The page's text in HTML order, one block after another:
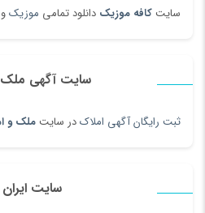
سایت کافه موزیک دانلود تمامی موزیکو
سایت آگهی ملک
ثبت رایگان آگهی املاکدر سایت ملک و
سایت ایران